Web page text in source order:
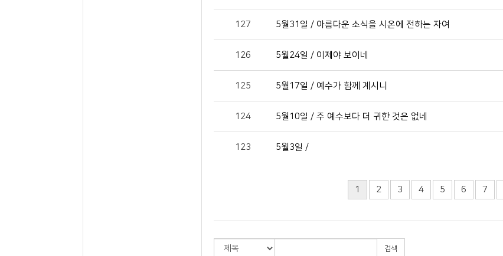
127 5월31일 / 아름다운 소식을 시온에 전하는 자여
126 5월24일 / 이제야 보이네
125 5월17일 / 예수가 함께 계시니
124 5월10일 / 주 예수보다 더 귀한 것은 없네
123 5월3일 /
1 2 3 4 5 6 7
검색